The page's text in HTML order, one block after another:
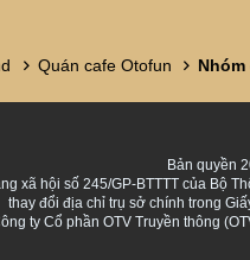
Quán cafe Otofun
Bản quyền
xã hội số 245/GP-BTTTT của Bộ
thay đổi địa chỉ trụ sở chính trong
ty Cổ phần OTV Truyền thông